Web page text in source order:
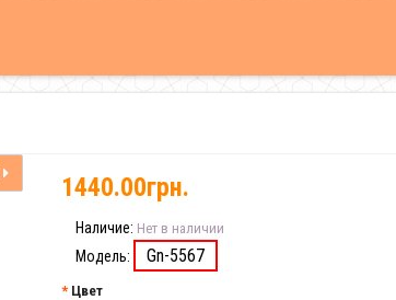
1440.00грн.
Наличие: Нет в наличии
Модель: Gn-5567
Цвет